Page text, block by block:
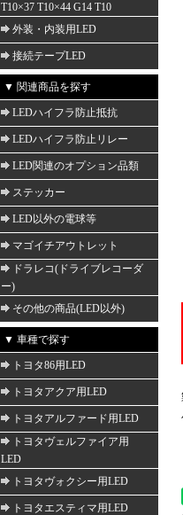
T10×37 T10×44 G14 T10
外装・内装用LED
接続テープLED
▼ 関連商品を探す
LEDハイフラ防止抵抗
LEDハイフラ防止リレー
LED関連のオプション品類
ステッカー
LED以外の電球等
マゴイチアウトレット
ドラレコ(ドライブレコーダ
ー)
その他の商品(LED以外)
▼ 車種で探す
トヨタ86用LED
トヨタアクア用LED
トヨタアルファード用LED
トヨタヴェルファイア用
LED
トヨタヴォクシー用LED
トヨタエスティマ用LED